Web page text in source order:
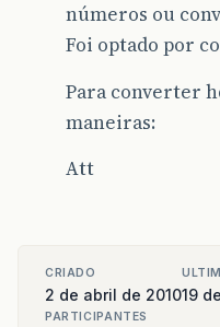
números ou
Foi optado por
Para converter
maneiras:
Att
CRIADO
2 de abril de 201019
PARTICIPANTES